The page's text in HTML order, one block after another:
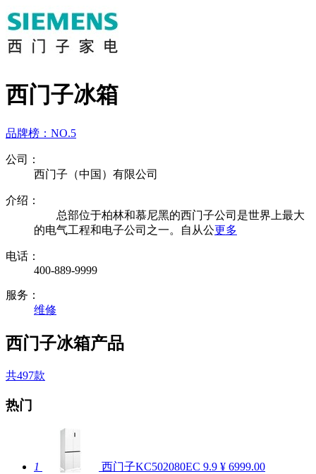
西门子冰箱
品牌榜： NO.5
公司：
西门子（中国）有限公司
介绍：
总部位于柏林和慕尼黑的西门子公司是世界上最大
的电气工程和电子公司之一。自从公更多
电话：
400-889-9999
服务：
维修
西门子冰箱产品
共497款
热门
1 西门子KC502080EC 9.9 ¥ 6999.00